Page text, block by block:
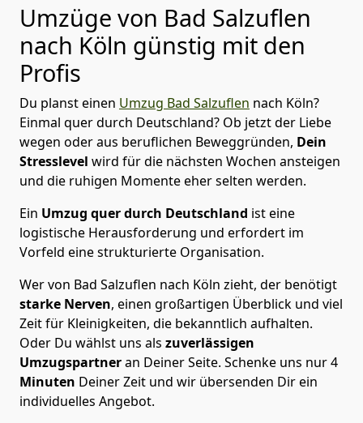
Umzüge von Bad Salzuflen
nach Köln günstig mit den
Profis
Du planst einen Umzug Bad Salzuflen nach Köln?
Einmal quer durch Deutschland? Ob jetzt der Liebe
wegen oder aus beruflichen Beweggründen, Dein
Stresslevel wird für die nächsten Wochen ansteigen
und die ruhigen Momente eher selten werden.
Ein Umzug quer durch Deutschland ist eine
logistische Herausforderung und erfordert im
Vorfeld eine strukturierte Organisation.
Wer von Bad Salzuflen nach Köln zieht, der benötigt
starke Nerven, einen großartigen Überblick und viel
Zeit für Kleinigkeiten, die bekanntlich aufhalten.
Oder Du wählst uns als zuverlässigen
Umzugspartneran Deiner Seite. Schenke uns nur4
Minuten Deiner Zeit und wir übersenden Dir ein
individuelles Angebot.